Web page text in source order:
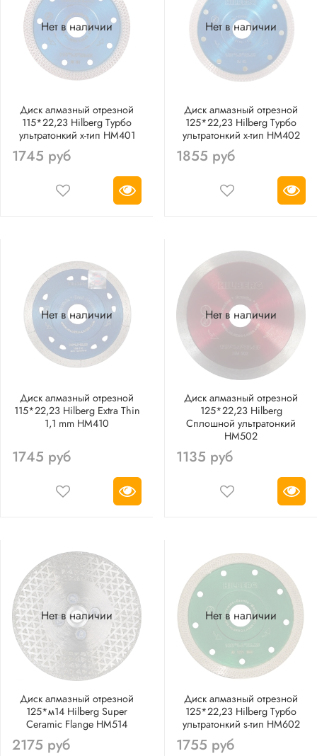
Нет в наличии
Диск алмазный отрезной
115*22,23 Hilberg Турбо
ультратонкий х-тип HM401
1745 руб
Нет в наличии
Диск алмазный отрезной
125*22,23 Hilberg Турбо
ультратонкий х-тип HM402
1855 руб
Нет в наличии
Диск алмазный отрезной
115*22,23 Hilberg Extra Thin
1,1 mm HM410
1745 руб
Нет в наличии
Диск алмазный отрезной
125*22,23 Hilberg
Сплошной ультратонкий
HM502
1135 руб
Нет в наличии
Диск алмазный отрезной
125*м14 Hilberg Super
Ceramic Flange HM514
2175 руб
Нет в наличии
Диск алмазный отрезной
125*22,23 Hilberg Турбо
ультратонкий s-тип HM602
1755 руб